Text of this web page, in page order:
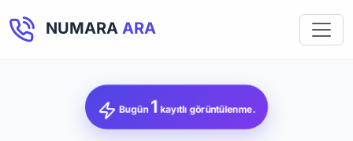
NUMARA ARA
Bugün 1 kayıtlı görüntülenme.